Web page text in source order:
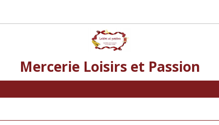
Mercerie Loisirs et Passion